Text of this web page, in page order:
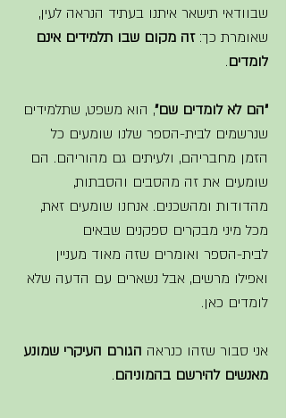
שבוודאי תישאר איתנו בעתיד הנראה לעין,
שאומרת כך: זה מקום שבו תלמידים אינם
לומדים.
"הם לא לומדים שם", הוא משפט, שתלמידים
שנרשמים לבית-הספר שלנו שומעים כל
הזמן מחבריהם, ולעיתים גם מהוריהם. הם
שומעים את זה מהסבים והסבתות,
מהדודות ומהשכנים. אנחנו שומעים זאת,
מכל מיני מבקרים ספקנים שבאים
לבית-הספר ואומרים שזה מאוד מעניין
ואפילו מרשים, אבל נשארים עם הדעה שלא
לומדים כאן.
אני סבור שזהו כנראה הגורם העיקרי שמונע
מאנשים להירשם בהמוניהם.